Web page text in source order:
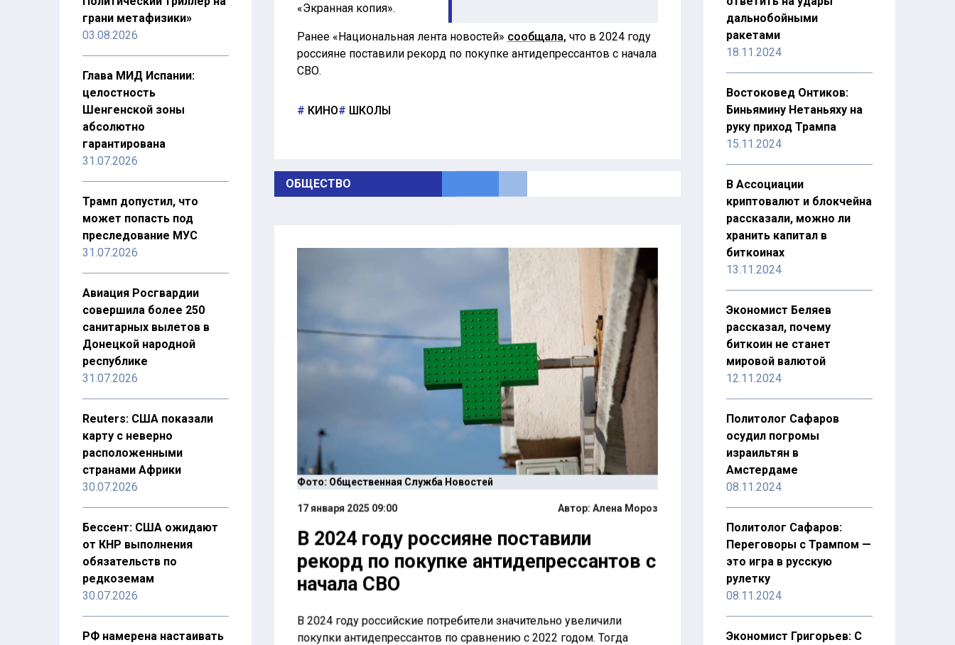
грани метафизики»
03.08.2026
Глава МИД Испании:
целостность
Шенгенской зоны
абсолютно
гарантирована
31.07.2026
Трамп допустил, что
может попасть под
преследование МУС
31.07.2026
Авиация Росгвардии
совершила более 250
санитарных вылетов в
Донецкой народной
республике
31.07.2026
Reuters: США показали
карту с неверно
расположенными
странами Африки
30.07.2026
Бессент: США ожидают
от КНР выполнения
обязательств по
редкоземам
30.07.2026
РФ намерена настаивать
«Экранная копия».
Ранее «Национальная лента новостей» сообщала, что в 2024 году
россияне поставили рекорд по покупке антидепрессантов с начала
СВО.
КИНО ШКОЛЫ
ОБЩЕСТВО
Фото: Общественная Служба Новостей
17 января 2025 09:00 Автор: Алена Мороз
В 2024 году россияне поставили
рекорд по покупке антидепрессантов с
начала СВО
В 2024 году российские потребители значительно увеличили
покупки антидепрессантов по сравнению с 2022 годом. Тогда
дальнобойными
ракетами
18.11.2024
Востоковед Онтиков:
Биньямину Нетаньяху на
руку приход Трампа
15.11.2024
В Ассоциации
криптовалют и блокчейна
рассказали, можно ли
хранить капитал в
биткоинах
13.11.2024
Экономист Беляев
рассказал, почему
биткоин не станет
мировой валютой
12.11.2024
Политолог Сафаров
осудил погромы
израильтян в
Амстердаме
08.11.2024
Политолог Сафаров:
Переговоры с Трампом —
это игра в русскую
рулетку
08.11.2024
Экономист Григорьев: С